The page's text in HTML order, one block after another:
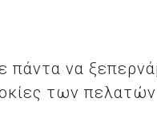
πάντα να
των